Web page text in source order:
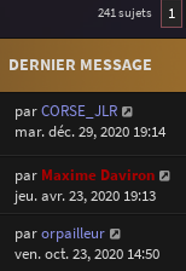
241 sujets 1
DERNIER MESSAGE
parCORSE_JLR
mar. déc. 29, 2020 19:14
par Maxime Daviron
jeu. avr. 23, 2020 19:13
parorpailleur
ven. oct. 23, 2020 14:50